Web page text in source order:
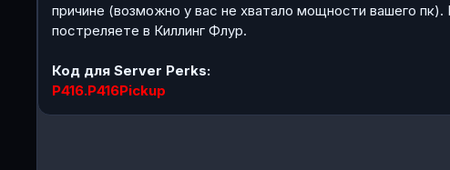
причине (возможно у вас не хватало мощности вашего
постреляете в Киллинг Флур.
Код для Server Perks:
P416.P416Pickup